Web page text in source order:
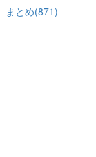
まとめ(871)